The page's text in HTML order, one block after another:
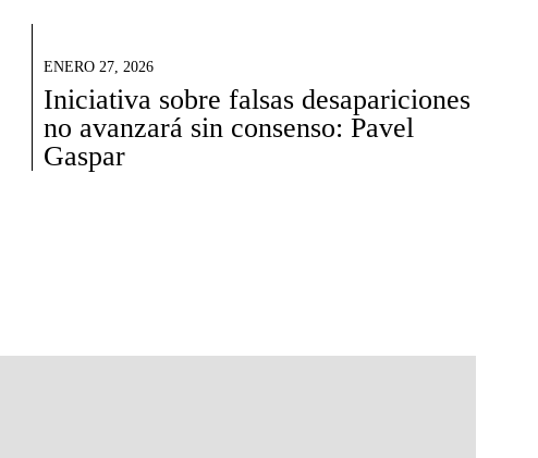
ENERO 27, 2026
Iniciativa sobre falsas desapariciones
no avanzará sin consenso: Pavel
Gaspar